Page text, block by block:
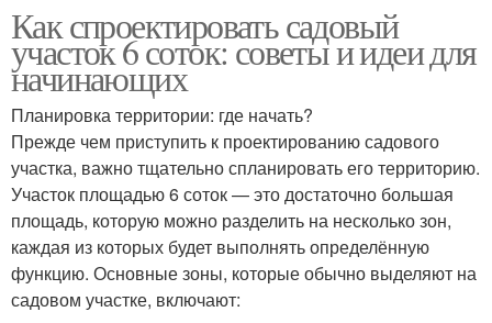
Как спроектировать садовый
участок 6 соток: советы и идеи для
начинающих
Планировка территории: где начать?
Прежде чем приступить к проектированию садового
участка, важно тщательно спланировать его территорию.
Участок площадью 6 соток — это достаточно большая
площадь, которую можно разделить на несколько зон,
каждая из которых будет выполнять определённую
функцию. Основные зоны, которые обычно выделяют на
садовом участке, включают: